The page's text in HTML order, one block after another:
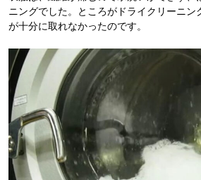
ニングでした。ところがドライクリーニン
が十分に取れなかったのです。